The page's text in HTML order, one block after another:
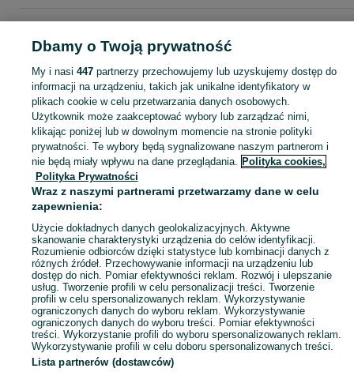
mazurskie
Łańcuszki - Ełk
KATEGORIA
Zobacz
Mapa kategorii
Mapa miejscowości
Mapa ministron
Popularne wyszukiwania
Dbamy o Twoją prywatność
My i nasi 447partnerzy przechowujemy lub uzyskujemy dostęp do
informacji na urządzeniu, takich jak unikalne identyfikatory w
plikach cookie w celu przetwarzania danych osobowych.
Użytkownik może zaakceptować wybory lub zarządzać nimi,
klikając poniżej lub w dowolnym momencie na stronie polityki
prywatności. Te wybory będą sygnalizowane naszym partnerom i
nie będą miały wpływu na dane przeglądania. Polityka cookies,
Polityka Prywatności
Wraz z naszymi partnerami przetwarzamy dane w celu
zapewnienia:
Użycie dokładnych danych geolokalizacyjnych. Aktywne
skanowanie charakterystyki urządzenia do celów identyfikacji.
Rozumienie odbiorców dzięki statystyce lub kombinacji danych z
różnych źródeł. Przechowywanie informacji na urządzeniu lub
dostęp do nich. Pomiar efektywności reklam. Rozwój i ulepszanie
usług. Tworzenie profili w celu personalizacji treści. Tworzenie
profili w celu spersonalizowanych reklam. Wykorzystywanie
ograniczonych danych do wyboru reklam. Wykorzystywanie
ograniczonych danych do wyboru treści. Pomiar efektywności
treści. Wykorzystanie profili do wyboru spersonalizowanych reklam.
Wykorzystywanie profili w celu doboru spersonalizowanych treści.
Lista partnerów (dostawców)